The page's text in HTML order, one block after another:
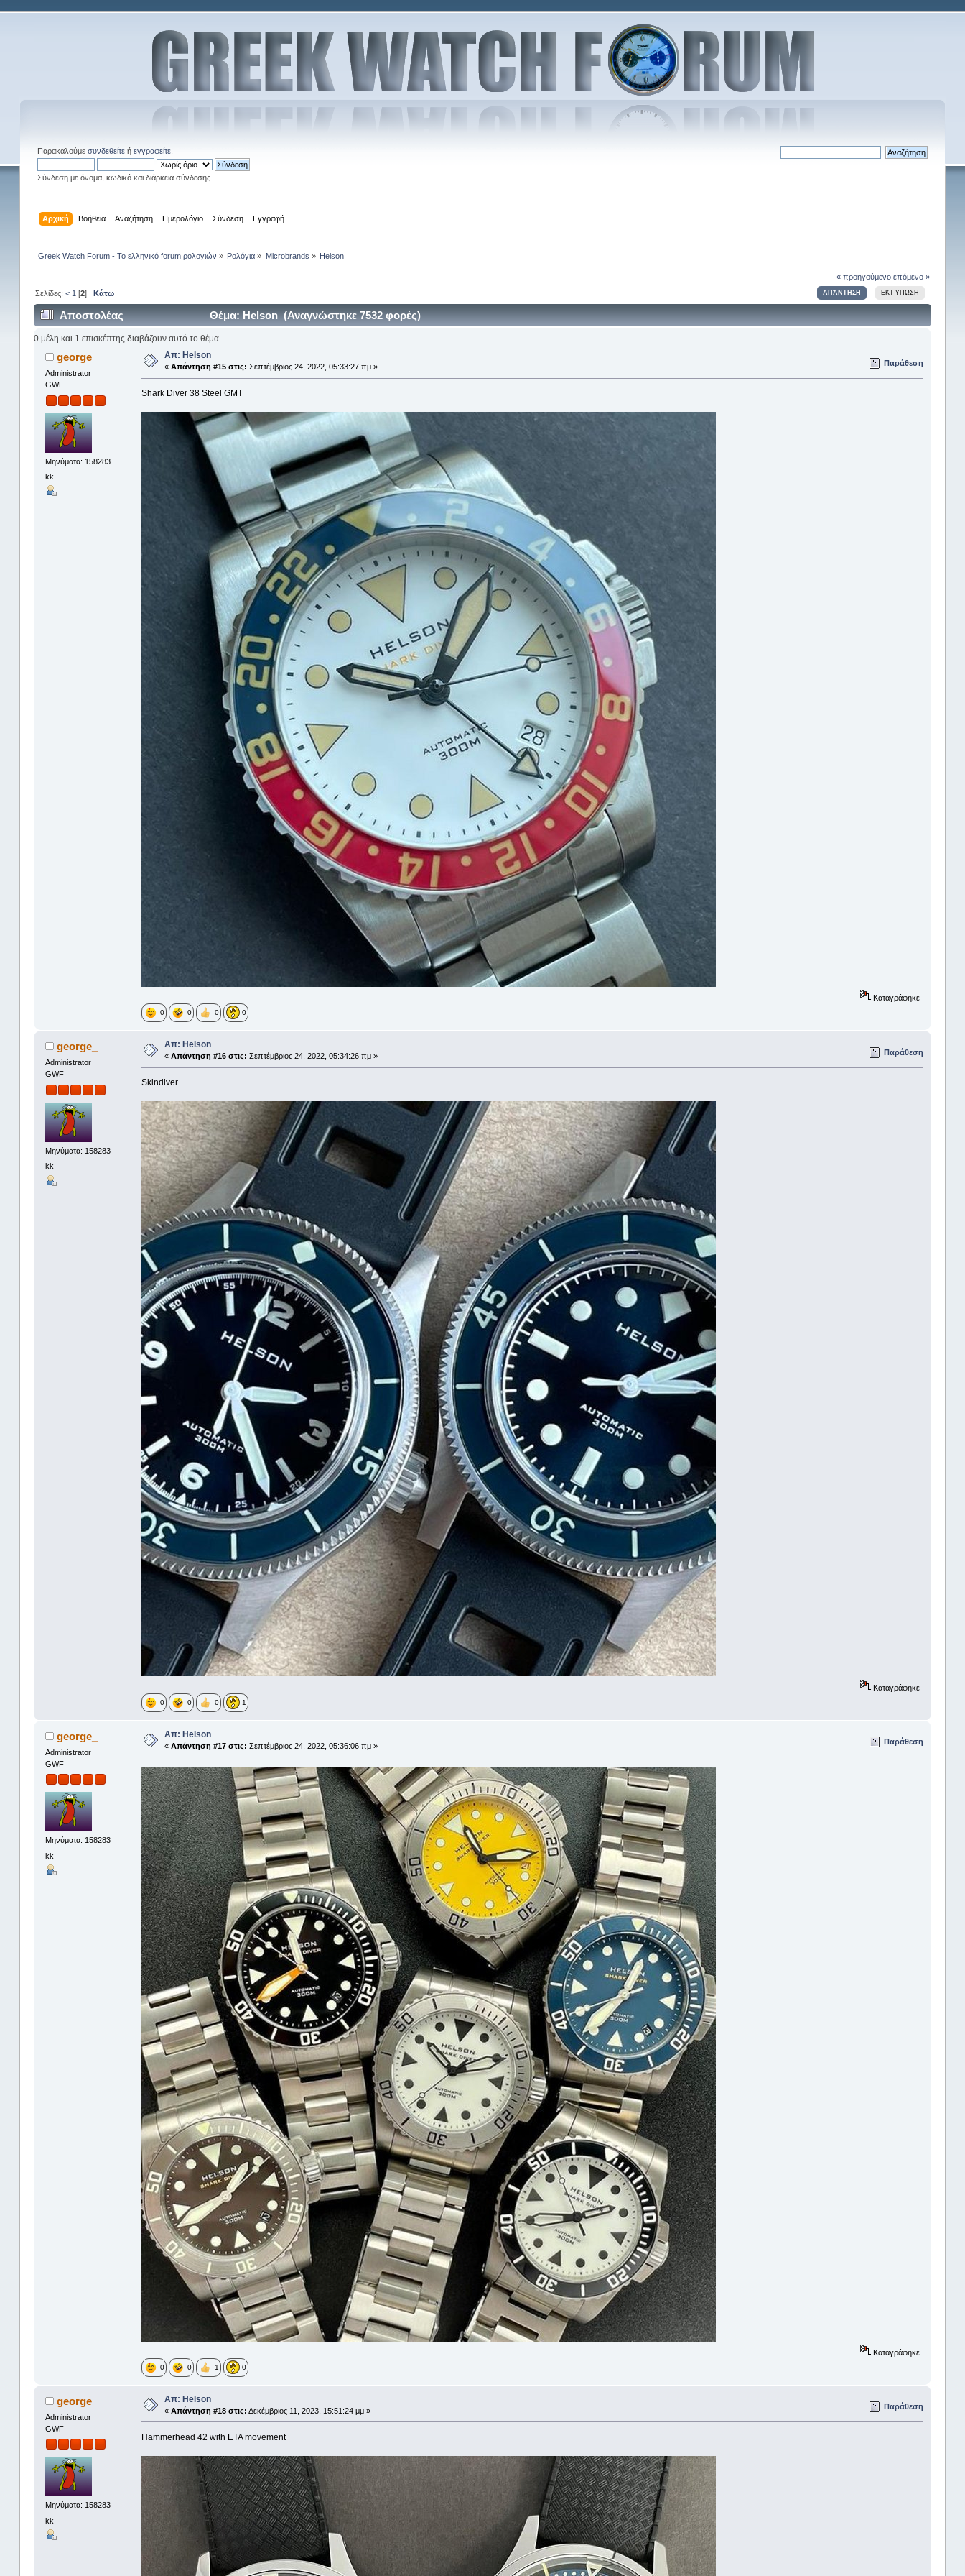
Παρακαλούμε συνδεθείτεή εγγραφείτε.
Σύνδεση με όνομα, κωδικό και διάρκεια σύνδεσης
Αρχική Βοήθεια Αναζήτηση Ημερολόγιο Σύνδεση Εγγραφή
Greek Watch Forum - Το ελληνικό forum ρολογιών » Ρολόγια » Microbrands » Helson
« προηγούμενο επόμενο »
ΑΠΆΝΤΗΣΗ ΕΚΤΎΠΩΣΗ
Σελίδες:< 1 [2]Κάτω
Αποστολέας Θέμα: Helson (Αναγνώστηκε 7532 φορές)
0 μέλη και 1 επισκέπτης διαβάζουν αυτό το θέμα.
george_
Administrator
GWF
Μηνύματα: 158283
kk
Απ: Helson
« Απάντηση #15 στις: Σεπτέμβριος 24, 2022, 05:33:27 πμ » Παράθεση
Shark Diver 38 Steel GMT
Καταγράφηκε
0 0 0 0
george_
Administrator
GWF
Μηνύματα: 158283
kk
Απ: Helson
« Απάντηση #16 στις: Σεπτέμβριος 24, 2022, 05:34:26 πμ » Παράθεση
Skindiver
Καταγράφηκε
0 0 0 1
george_
Administrator
GWF
Μηνύματα: 158283
kk
Απ: Helson
« Απάντηση #17 στις: Σεπτέμβριος 24, 2022, 05:36:06 πμ » Παράθεση
Καταγράφηκε
0 0 1 0
george_
Administrator
GWF
Μηνύματα: 158283
kk
Απ: Helson
« Απάντηση #18 στις: Δεκέμβριος 11, 2023, 15:51:24 μμ » Παράθεση
Hammerhead 42 with ETA movement